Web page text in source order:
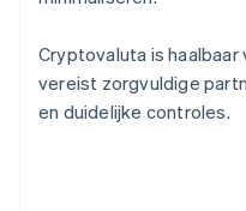
Cryptovaluta is
vereist zorgvuldige
en duidelijke controles.